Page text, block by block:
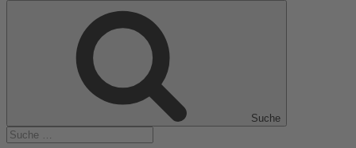
Suche